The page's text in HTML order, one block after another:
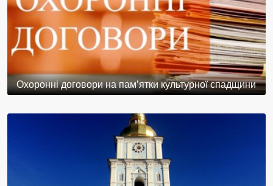
Охоронні договори на пам’ятки культурної спадщини